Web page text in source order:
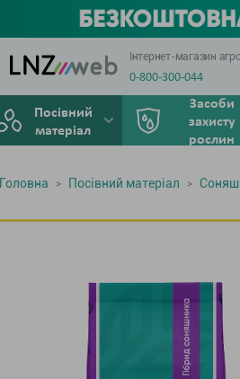
Інтернет-магазин
0-800-300-044
Посівний
матеріал
Засоби
захисту
рослин
Головна Посівний матеріал